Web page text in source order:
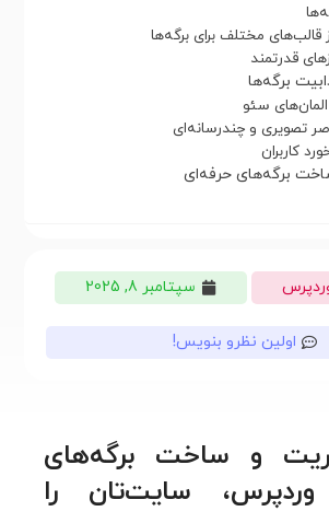
قالب‌های مختلف برای برگه‌ها
قدرتمند
برگه‌ها
سئو
تصویری و چندرسانه‌ای
کاربران
برگه‌های حرفه‌ای
سپتامبر 8, 2025
اولین نظرو بنویس!
و ساخت برگه‌های
سایت‌تان را